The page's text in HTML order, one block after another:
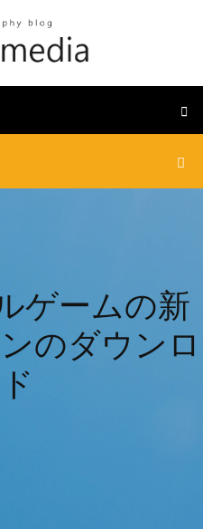
ゲームの新
のダウンロ